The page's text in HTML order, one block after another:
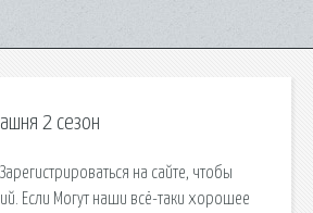
2 сезон
на сайте, чтобы
Если Могут наши всё-таки хорошее